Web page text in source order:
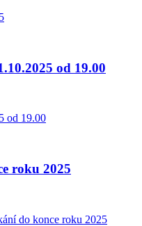
od 19.00
od 19.00
roku 2025
do konce roku 2025